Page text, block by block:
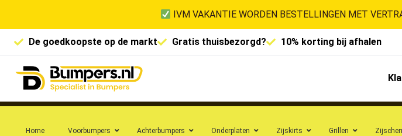
IVM VAKANTIE WORDEN BESTELLINGEN MET
De goedkoopste op de markt Gratis thuisbezorgd? 10% korting bij afhalen
Home Voorbumpers Achterbumpers Onderplaten Zijskirts Grillen